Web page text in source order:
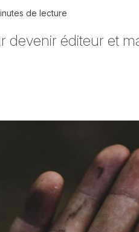
de lecture
devenir éditeur et